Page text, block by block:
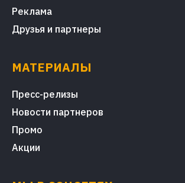
Реклама
Друзья и партнеры
МАТЕРИАЛЫ
Пресс-релизы
Новости партнеров
Промо
Акции